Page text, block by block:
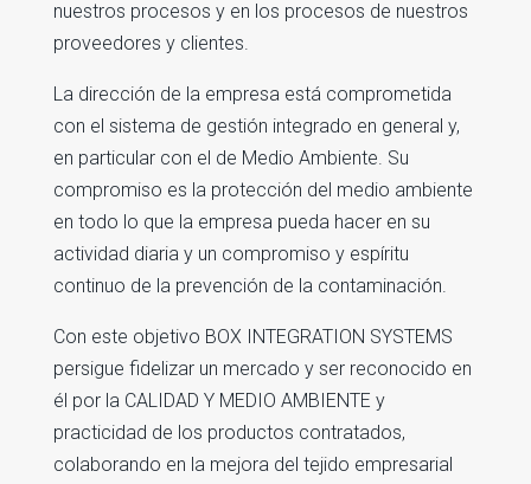
nuestros procesos y en los procesos de nuestros
proveedores y clientes.
La dirección de la empresa está comprometida
con el sistema de gestión integrado en general y,
en particular con el de Medio Ambiente. Su
compromiso es la protección del medio ambiente
en todo lo que la empresa pueda hacer en su
actividad diaria y un compromiso y espíritu
continuo de la prevención de la contaminación.
Con este objetivo BOX INTEGRATION SYSTEMS
persigue fidelizar un mercado y ser reconocido en
él por la CALIDAD Y MEDIO AMBIENTE y
practicidad de los productos contratados,
colaborando en la mejora del tejido empresarial